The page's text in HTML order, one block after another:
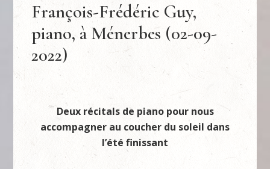
François-Frédéric Guy,
piano, à Ménerbes (02-09-
2022)
Deux récitals de piano pour nous
accompagner au coucher du soleil dans
l’été finissant